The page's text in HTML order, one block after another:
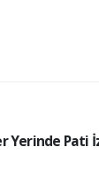
Yerinde Pati